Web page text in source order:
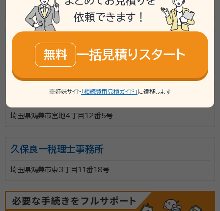
埼玉県鴻巣市赤見台3丁目33番6号
柳正人税理士事務所
埼玉県鴻巣市宮前275バロンヒルズ鴻巣101号室
小林保広税理士事務所
埼玉県鴻巣市宮地4丁目12番5号
久保良一税理士事務所
埼玉県鴻巣市東3丁目11番18号
依頼できます！
無料 一括見積りスタート
※姉妹サイト 「相続費用見積ガイド」 に遷移します